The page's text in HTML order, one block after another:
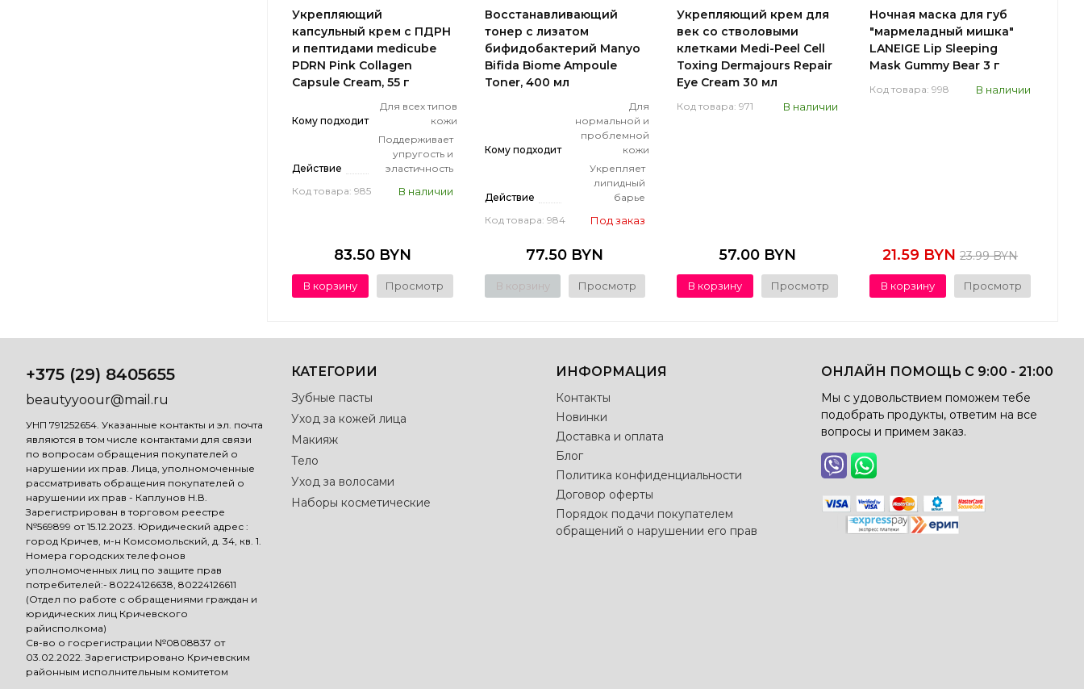
Укрепляющий
капсульный крем с ПДРН
и пептидами medicube
PDRN Pink Collagen
Capsule Cream, 55 г
Кому подходит
Для всех типов
кожи
Действие
Поддерживает
упругость и
эластичность
Код товара: 985
В наличии
83.50 BYN
В корзину Просмотр
Восстанавливающий
тонер с лизатом
бифидобактерий Manyo
Bifida Biome Ampoule
Toner, 400 мл
Кому подходит
Для
нормальной и
проблемной
кожи
Действие
Укрепляет
липидный
барье
Код товара: 984
Под заказ
77.50 BYN
В корзину Просмотр
Укрепляющий крем для
век со стволовыми
клетками Medi-Peel Cell
Toxing Dermajours Repair
Eye Cream 30 мл
Код товара: 971 В наличии
57.00 BYN
В корзину Просмотр
Ночная маска для губ
"мармеладный мишка"
LANEIGE Lip Sleeping
Mask Gummy Bear 3 г
Код товара: 998 В наличии
21.59 BYN 23.99 BYN
В корзину Просмотр
+375 (29) 8405655
beautyyoour@mail.ru
УНП 791252654. Указанные контакты и эл. почта
являются в том числе контактами для связи
по вопросам обращения покупателей о
нарушении их прав. Лица, уполномоченные
рассматривать обращения покупателей о
нарушении их прав - Каплунов Н.В.
Зарегистрирован в торговом реестре
№569899 от 15.12.2023. Юридический адрес :
город Кричев, м-н Комсомольский, д. 34, кв. 1.
Номера городских телефонов
уполномоченных лиц по защите прав
потребителей:- 80224126638, 80224126611
(Отдел по работе с обращениями граждан и
юридических лиц Кричевского
райисполкома)
Св-во о госрегистрации №0808837 от
03.02.2022. Зарегистрировано Кричевским
районным исполнительным комитетом
КАТЕГОРИИ
Зубные пасты
Уход за кожей лица
Макияж
Тело
Уход за волосами
Наборы косметические
ИНФОРМАЦИЯ
Контакты
Новинки
Доставка и оплата
Блог
Политика конфиденциальности
Договор оферты
Порядок подачи покупателем
обращений о нарушении его прав
ОНЛАЙН ПОМОЩЬ С 9:00 - 21:00
Мы с удовольствием поможем тебе
подобрать продукты, ответим на все
вопросы и примем заказ.